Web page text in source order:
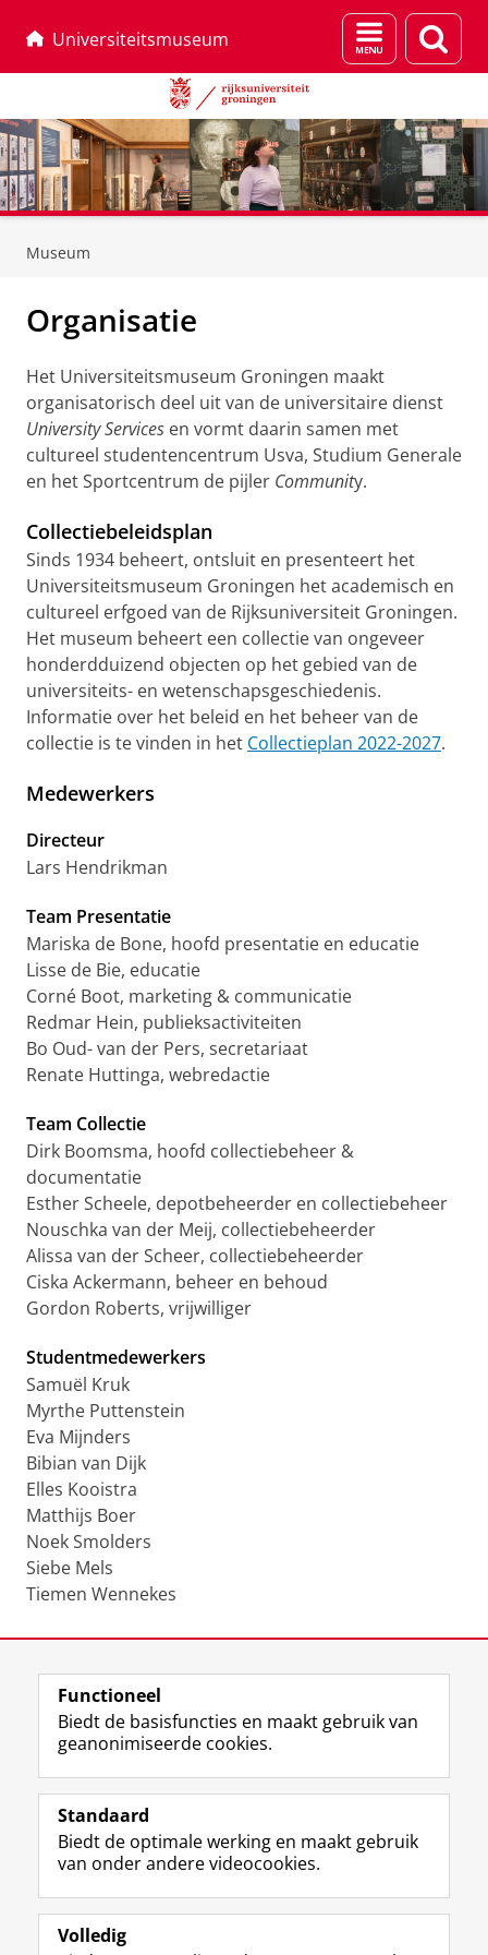
Universiteitsmuseum
Menu
en
Museum
Organisatie
Het Universiteitsmuseum Groningen maakt
organisatorisch deel uit van de universitaire dienst
University Services en vormt daarin samen met
cultureel studentencentrum Usva, Studium Generale
en het Sportcentrum de pijler Community.
Collectiebeleidsplan
Sinds 1934 beheert, ontsluit en presenteert het
Universiteitsmuseum Groningen het academisch en
cultureel erfgoed van de Rijksuniversiteit Groningen.
Het museum beheert een collectie van ongeveer
honderdduizend objecten op het gebied van de
universiteits- en wetenschapsgeschiedenis.
Informatie over het beleid en het beheer van de
collectie is te vinden in het Collectieplan 2022-2027.
Medewerkers
Directeur
Lars Hendrikman
Team Presentatie
Mariska de Bone, hoofd presentatie en educatie
Lisse de Bie, educatie
Corné Boot, marketing & communicatie
Redmar Hein, publieksactiviteiten
Bo Oud- van der Pers, secretariaat
Renate Huttinga, webredactie
Team Collectie
Dirk Boomsma, hoofd collectiebeheer &
documentatie
Esther Scheele, depotbeheerder en collectiebeheer
Nouschka van der Meij, collectiebeheerder
Alissa van der Scheer, collectiebeheerder
Ciska Ackermann, beheer en behoud
Gordon Roberts, vrijwilliger
Studentmedewerkers
Samuël Kruk
Myrthe Puttenstein
Eva Mijnders
Bibian van Dijk
Elles Kooistra
Matthijs Boer
Noek Smolders
Siebe Mels
Tiemen Wennekes
View this page in:English
Volg ons op
F
a
e
b
o
T
w
t
t
r
I
n
t
r
Over het museum
Praktisch
Functioneel
Biedt de basisfuncties en maakt gebruik van
geanonimiseerde cookies.
Standaard
Biedt de optimale werking en maakt gebruik
van onder andere videocookies.
Volledig